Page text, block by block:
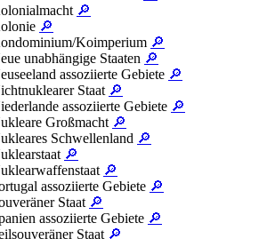
🔎
🔎
Koimperium 🔎
unabhängige Staaten 🔎
assoziierte Gebiete 🔎
Staat 🔎
assoziierte Gebiete 🔎
Großmacht 🔎
Schwellenland 🔎
🔎
🔎
assoziierte Gebiete 🔎
Staat 🔎
assoziierte Gebiete 🔎
Staat 🔎